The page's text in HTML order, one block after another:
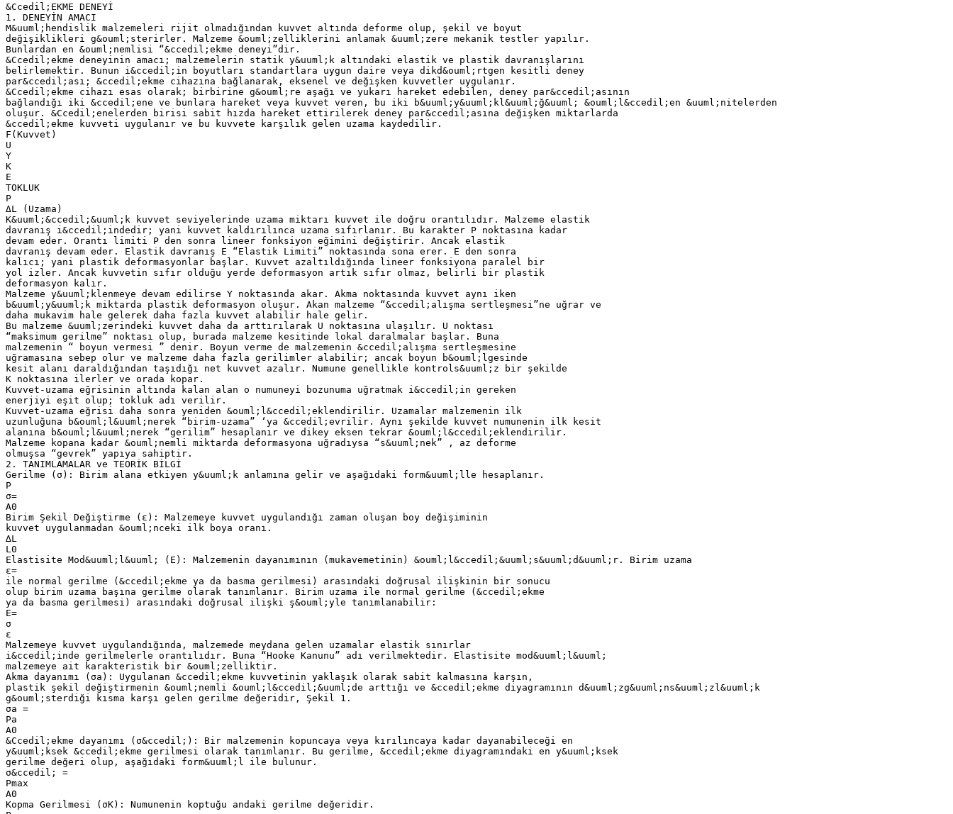
&Ccedil;EKME DENEYİ
1. DENEYİN AMACI
M&uuml;hendislik malzemeleri rijit olmadığından kuvvet altında deforme olup, şekil ve boyut
değişiklikleri g&ouml;sterirler. Malzeme &ouml;zelliklerini anlamak &uuml;zere mekanik testler yapılır.
Bunlardan en &ouml;nemlisi “&ccedil;ekme deneyi”dir.
&Ccedil;ekme deneyinin amacı; malzemelerin statik y&uuml;k altındaki elastik ve plastik davranışlarını
belirlemektir. Bunun i&ccedil;in boyutları standartlara uygun daire veya dikd&ouml;rtgen kesitli deney
par&ccedil;ası; &ccedil;ekme cihazına bağlanarak, eksenel ve değişken kuvvetler uygulanır.
&Ccedil;ekme cihazı esas olarak; birbirine g&ouml;re aşağı ve yukarı hareket edebilen, deney par&ccedil;asının
bağlandığı iki &ccedil;ene ve bunlara hareket veya kuvvet veren, bu iki b&uuml;y&uuml;kl&uuml;ğ&uuml; &ouml;l&ccedil;en &uuml;nitelerden
oluşur. &Ccedil;enelerden birisi sabit hızda hareket ettirilerek deney par&ccedil;asına değişken miktarlarda
&ccedil;ekme kuvveti uygulanır ve bu kuvvete karşılık gelen uzama kaydedilir.
F(Kuvvet)
U
Y
K
E
TOKLUK
P
ΔL (Uzama)
K&uuml;&ccedil;&uuml;k kuvvet seviyelerinde uzama miktarı kuvvet ile doğru orantılıdır. Malzeme elastik
davranış i&ccedil;indedir; yani kuvvet kaldırılınca uzama sıfırlanır. Bu karakter P noktasına kadar
devam eder. Orantı limiti P den sonra lineer fonksiyon eğimini değiştirir. Ancak elastik
davranış devam eder. Elastik davranış E “Elastik Limiti” noktasında sona erer. E den sonra
kalıcı; yani plastik deformasyonlar başlar. Kuvvet azaltıldığında lineer fonksiyona paralel bir
yol izler. Ancak kuvvetin sıfır olduğu yerde deformasyon artık sıfır olmaz, belirli bir plastik
deformasyon kalır.
Malzeme y&uuml;klenmeye devam edilirse Y noktasında akar. Akma noktasında kuvvet aynı iken
b&uuml;y&uuml;k miktarda plastik deformasyon oluşur. Akan malzeme “&ccedil;alışma sertleşmesi”ne uğrar ve
daha mukavim hale gelerek daha fazla kuvvet alabilir hale gelir.
Bu malzeme &uuml;zerindeki kuvvet daha da arttırılarak U noktasına ulaşılır. U noktası
“maksimum gerilme” noktası olup, burada malzeme kesitinde lokal daralmalar başlar. Buna
malzemenin “ boyun vermesi ” denir. Boyun verme de malzemenin &ccedil;alışma sertleşmesine
uğramasına sebep olur ve malzeme daha fazla gerilimler alabilir; ancak boyun b&ouml;lgesinde
kesit alanı daraldığından taşıdığı net kuvvet azalır. Numune genellikle kontrols&uuml;z bir şekilde
K noktasına ilerler ve orada kopar.
Kuvvet-uzama eğrisinin altında kalan alan o numuneyi bozunuma uğratmak i&ccedil;in gereken
enerjiyi eşit olup; tokluk adı verilir.
Kuvvet-uzama eğrisi daha sonra yeniden &ouml;l&ccedil;eklendirilir. Uzamalar malzemenin ilk
uzunluğuna b&ouml;l&uuml;nerek “birim-uzama” ‘ya &ccedil;evrilir. Aynı şekilde kuvvet numunenin ilk kesit
alanına b&ouml;l&uuml;nerek “gerilim” hesaplanır ve dikey eksen tekrar &ouml;l&ccedil;eklendirilir.
Malzeme kopana kadar &ouml;nemli miktarda deformasyona uğradıysa “s&uuml;nek” , az deforme
olmuşsa “gevrek” yapıya sahiptir.
2. TANIMLAMALAR ve TEORİK BİLGİ
Gerilme (σ): Birim alana etkiyen y&uuml;k anlamına gelir ve aşağıdaki form&uuml;lle hesaplanır.
P
σ=
A0
Birim Şekil Değiştirme (ε): Malzemeye kuvvet uygulandığı zaman oluşan boy değişiminin
kuvvet uygulanmadan &ouml;nceki ilk boya oranı.
∆L
L0
Elastisite Mod&uuml;l&uuml; (E): Malzemenin dayanımının (mukavemetinin) &ouml;l&ccedil;&uuml;s&uuml;d&uuml;r. Birim uzama
ε=
ile normal gerilme (&ccedil;ekme ya da basma gerilmesi) arasındaki doğrusal ilişkinin bir sonucu
olup birim uzama başına gerilme olarak tanımlanır. Birim uzama ile normal gerilme (&ccedil;ekme
ya da basma gerilmesi) arasındaki doğrusal ilişki ş&ouml;yle tanımlanabilir:
E=
σ
ε
Malzemeye kuvvet uygulandığında, malzemede meydana gelen uzamalar elastik sınırlar
i&ccedil;inde gerilmelerle orantılıdır. Buna “Hooke Kanunu” adı verilmektedir. Elastisite mod&uuml;l&uuml;
malzemeye ait karakteristik bir &ouml;zelliktir.
Akma dayanımı (σa): Uygulanan &ccedil;ekme kuvvetinin yaklaşık olarak sabit kalmasına karşın,
plastik şekil değiştirmenin &ouml;nemli &ouml;l&ccedil;&uuml;de arttığı ve &ccedil;ekme diyagramının d&uuml;zg&uuml;ns&uuml;zl&uuml;k
g&ouml;sterdiği kısma karşı gelen gerilme değeridir, Şekil 1.
σa =
Pa
A0
&Ccedil;ekme dayanımı (σ&ccedil;): Bir malzemenin kopuncaya veya kırılıncaya kadar dayanabileceği en
y&uuml;ksek &ccedil;ekme gerilmesi olarak tanımlanır. Bu gerilme, &ccedil;ekme diyagramındaki en y&uuml;ksek
gerilme değeri olup, aşağıdaki form&uuml;l ile bulunur.
σ&ccedil; =
Pmax
A0
Kopma Gerilmesi (σK): Numunenin koptuğu andaki gerilme değeridir.